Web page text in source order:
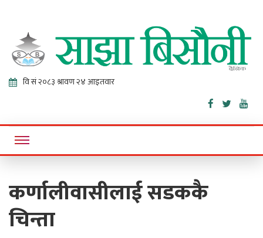
Sajha
Bisaunee
Online News Portal
कर्णालीवासीलाई सडककै
चिन्ता